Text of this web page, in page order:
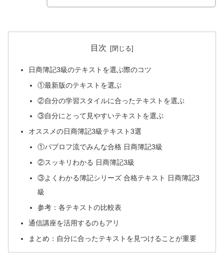
目次
日商簿記3級のテキストを選ぶ際のコツ
①最新版のテキストを選ぶ
②自分の学習スタイルに合ったテキストを選ぶ
③自分にとって見やすいテキストを選ぶ
オススメの日商簿記3級テキスト3選
①パブロフ流でみんな合格 日商簿記3級
②スッキリわかる 日商簿記3級
③よくわかる簿記シリーズ 合格テキスト 日商簿記3
級
参考：各テキストの比較表
通信講座を活用するのもアリ
まとめ：自分に合ったテキストを見つけることが重要